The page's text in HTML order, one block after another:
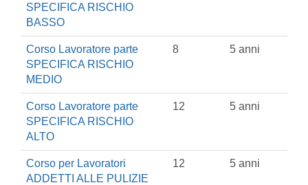
SPECIFICA RISCHIO
BASSO
Corso Lavoratore parte
SPECIFICA RISCHIO
MEDIO
8 5 anni
Corso Lavoratore parte
SPECIFICA RISCHIO
ALTO
12 5 anni
Corso per Lavoratori
ADDETTI ALLE PULIZIE
12 5 anni